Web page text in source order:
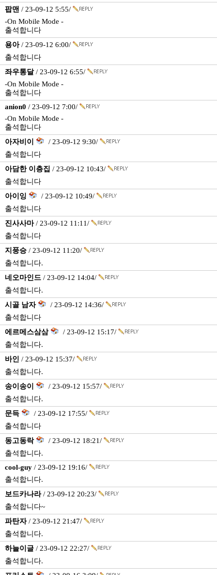
팝맨 / 23-09-12 5:55/
-On Mobile Mode -
출석합니다
용아/ 23-09-12 6:00/
출석합니다
좌우통달/ 23-09-12 6:55/
-On Mobile Mode -
출석합니다
anion0 / 23-09-12 7:00/
-On Mobile Mode -
출석합니다
아자비이
/ 23-09-12 9:30/
출석합니다
아담한 이층집 / 23-09-12 10:43/
출석합니다
아이잉
/ 23-09-12 10:49/
출석합니다
진사사마/ 23-09-12 11:11/
출석합니다
지풍승 / 23-09-12 11:20/
출석합니다.
네오마인드 / 23-09-12 14:04/
출석합니다.
시골 남자
/ 23-09-12 14:36/
출석합니다
에르메스삼삼
/ 23-09-12 15:17/
출석합니다.
바인 / 23-09-12 15:37/
출석합니다.
송이송이
/ 23-09-12 15:57/
출석합니다.
문득
/ 23-09-12 17:55/
출석합니다
동고동락
/ 23-09-12 18:21/
출석합니다.
cool-guy / 23-09-12 19:16/
출석합니다.
보드카나라/ 23-09-12 20:23/
출석합니다~
파탄자/ 23-09-12 21:47/
출석합니다.
하늘이글 / 23-09-12 22:27/
출석합니다.